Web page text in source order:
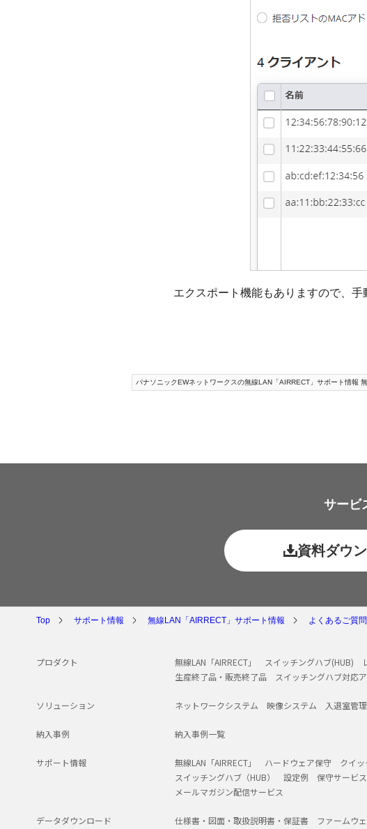
エクスポート機能もありますので、
パナソニックEWネットワークスの無線LAN「AIRRECT」サポート情報
サービ
資料ダウ
Top サポート情報 無線LAN「AIRRECT」サポート情報 よくあるご質問
プロダクト 無線LAN「AIRRECT」 スイッチングハブ(HUB)
生産終了品・販売終了品
スイッチングハブ対応
ソリューション ネットワークシステム 映像システム 入退室管
納入事例 納入事例一覧
サポート情報 無線LAN「AIRRECT」 ハードウェア保守 クイ
スイッチングハブ（HUB）
設定例 保守サービ
メールマガジン配信サービス
データダウンロード 仕様書・図面・取扱説明書・保証書 ファームウ